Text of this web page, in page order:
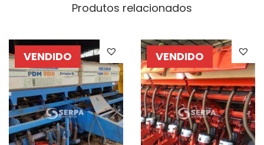
Produtos relacionados
VENDIDO VENDIDO